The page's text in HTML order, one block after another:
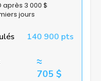
après 3 000 $
jours
140 900 pts
≈
705 $